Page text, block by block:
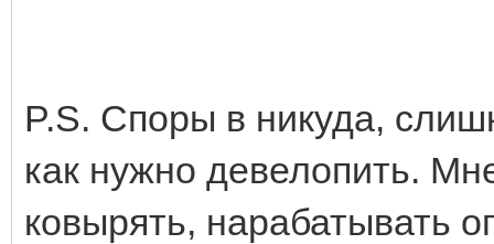
P.S. Споры в никуда,
как нужно девелопить.
ковырять, нарабатывать